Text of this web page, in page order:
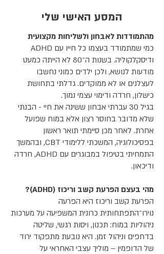
המסע האישי שלי
מהתמודדות לאבחון ולשליחות מקצועית
כמי שמתמודד בעצמו כל חייו עם ADHD
ודיסקלקוליה. בשנות ה־80 לא הייתה כמעט
מודעות לנושא, ולכן ילדים כמוני נחשבו
לעצלנים או לא ממוקדים. גדלתי בתחושת
כישלון, חרדה ודימוי עצמי נמוך.
בגיל 30 עברתי אבחון ששינה את חיי - הבנתי
שלא מדובר בחוסר רצון אלא במוח שפועל
אחרת. לאחר מכן סיימתי תואר ראשון
בפסיכולוגיה, המשכתי ללימודי CBT, ובהמשך
התמחיתי בטיפול במבוגרים עם ADHD, חרדה
ודיכאון.
מהי בעצם הפרעת קשב וריכוז (ADHD)?
הפרעת קשב וריכוז היא הפרעה
נוירו־התפתחותית כרונית המשפיעה על מערכות
ניהוליות במוח: תכנון, ויסות רגשי, שליטה
בדחפים וניהול זמן. היא נובעת מתפקוד ירוד
של הדופמין – מוליך עצבי האחראי על